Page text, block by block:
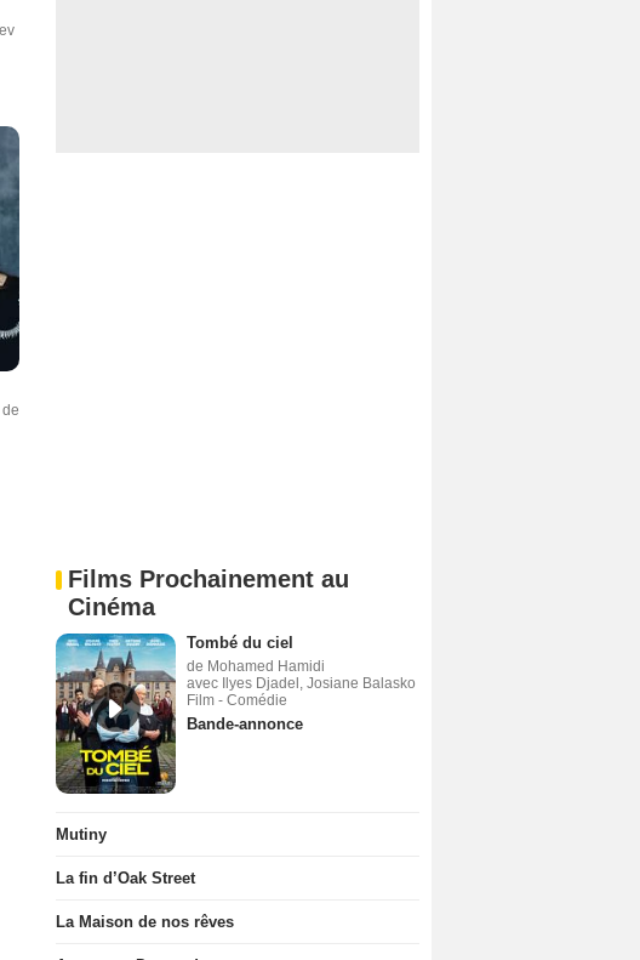
Films Prochainement au
Cinéma
Tombé du ciel
de Mohamed Hamidi
avec Ilyes Djadel, Josiane Balasko
Film - Comédie
Bande-annonce
Mutiny
La fin d’Oak Street
La Maison de nos rêves